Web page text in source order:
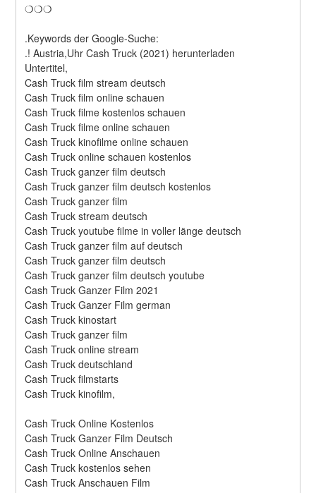
❍❍❍
.Keywords der Google-Suche:
.! Austria,Uhr Cash Truck (2021) herunterladen
Untertitel,
Cash Truck film stream deutsch
Cash Truck film online schauen
Cash Truck filme kostenlos schauen
Cash Truck filme online schauen
Cash Truck kinofilme online schauen
Cash Truck online schauen kostenlos
Cash Truck ganzer film deutsch
Cash Truck ganzer film deutsch kostenlos
Cash Truck ganzer film
Cash Truck stream deutsch
Cash Truck youtube filme in voller länge deutsch
Cash Truck ganzer film auf deutsch
Cash Truck ganzer film deutsch
Cash Truck ganzer film deutsch youtube
Cash Truck Ganzer Film 2021
Cash Truck Ganzer Film german
Cash Truck kinostart
Cash Truck ganzer film
Cash Truck online stream
Cash Truck deutschland
Cash Truck filmstarts
Cash Truck kinofilm,
Cash Truck Online Kostenlos
Cash Truck Ganzer Film Deutsch
Cash Truck Online Anschauen
Cash Truck kostenlos sehen
Cash Truck Anschauen Film